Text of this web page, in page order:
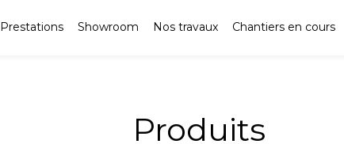
Prestations Showroom Nos travaux Chantiers en cours
Produits